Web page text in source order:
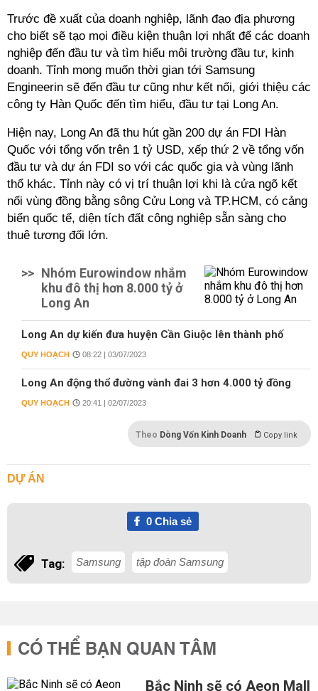
Trước đề xuất của doanh nghiệp, lãnh đạo địa phương
cho biết sẽ tạo mọi điều kiện thuận lợi nhất để các doanh
nghiệp đến đầu tư và tìm hiểu môi trường đầu tư, kinh
doanh. Tỉnh mong muốn thời gian tới Samsung
Engineerin sẽ đến đầu tư cũng như kết nối, giới thiệu các
công ty Hàn Quốc đến tìm hiểu, đầu tư tại Long An.
Hiện nay, Long An đã thu hút gần 200 dự án FDI Hàn
Quốc với tổng vốn trên 1 tỷ USD, xếp thứ 2 về tổng vốn
đầu tư và dự án FDI so với các quốc gia và vùng lãnh
thổ khác. Tỉnh này có vị trí thuận lợi khi là cửa ngõ kết
nối vùng đồng bằng sông Cửu Long và TP.HCM, có cảng
biển quốc tế, diện tích đất công nghiệp sẵn sàng cho
thuê tương đối lớn.
>> Nhóm Eurowindow nhắm
khu đô thị hơn 8.000 tỷ ở
Long An
Long An dự kiến đưa huyện Cần Giuộc lên thành phố
QUY HOẠCH 08:22 | 03/07/2023
Long An động thổ đường vành đai 3 hơn 4.000 tỷ đồng
QUY HOẠCH 20:41 | 02/07/2023
Theo Dòng Vốn Kinh Doanh Copy link
DỰ ÁN
0Chia sẻ
Tag: Samsung tập đoàn Samsung
CÓ THỂ BẠN QUAN TÂM
Bắc Ninh sẽ có Aeon Mall